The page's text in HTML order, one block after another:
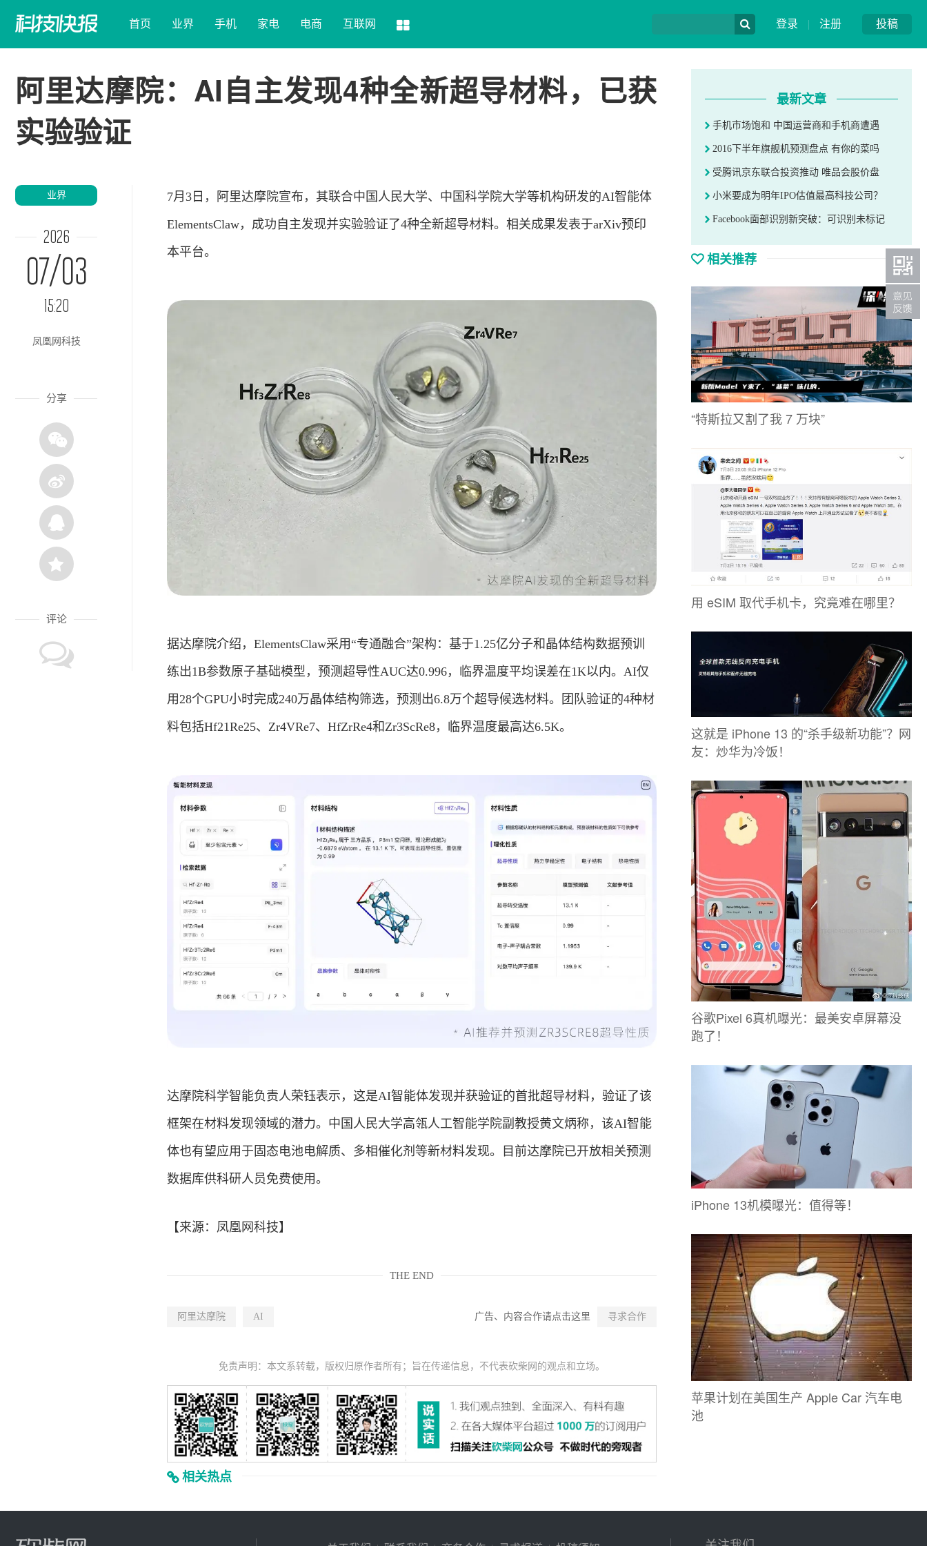
投稿
登录 | 注册
首页 业界 手机 家电 电商 互联网
阿里达摩院：AI自主发现4种全新超导材料，已获
实验验证
业界
2026
07/03
15:20
凤凰网科技
分享
评论
7月3日，阿里达摩院宣布，其联合中国人民大学、中国科学院大学等机构研发的AI智能体
ElementsClaw，成功自主发现并实验验证了4种全新超导材料。相关成果发表于arXiv预印
本平台。
据达摩院介绍，ElementsClaw采用“专通融合”架构：基于1.25亿分子和晶体结构数据预训
练出1B参数原子基础模型，预测超导性AUC达0.996，临界温度平均误差在1K以内。AI仅
用28个GPU小时完成240万晶体结构筛选，预测出6.8万个超导候选材料。团队验证的4种材
料包括Hf21Re25、Zr4VRe7、HfZrRe4和Zr3ScRe8，临界温度最高达6.5K。
达摩院科学智能负责人荣钰表示，这是AI智能体发现并获验证的首批超导材料，验证了该
框架在材料发现领域的潜力。中国人民大学高瓴人工智能学院副教授黄文炳称，该AI智能
体也有望应用于固态电池电解质、多相催化剂等新材料发现。目前达摩院已开放相关预测
数据库供科研人员免费使用。
【来源： 凤凰网科技】
THE END
广告、内容合作请点击这里 寻求合作
阿里达摩院 AI
免责声明：本文系转载，版权归原作者所有；旨在传递信息，不代表砍柴网的观点和立场。
相关热点
最新文章
手机市场饱和 中国运营商和手机商遭遇
2016下半年旗舰机预测盘点 有你的菜吗
受腾讯京东联合投资推动 唯品会股价盘
小米要成为明年IPO估值最高科技公司？
Facebook面部识别新突破：可识别未标记
相关推荐
“特斯拉又割了我 7 万块”
用 eSIM 取代手机卡，究竟难在哪里？
这就是 iPhone 13 的“杀手级新功能”？网
友：炒华为冷饭！
谷歌Pixel 6真机曝光：最美安卓屏幕没
跑了！
iPhone 13机模曝光：值得等！
苹果计划在美国生产 Apple Car 汽车电
池